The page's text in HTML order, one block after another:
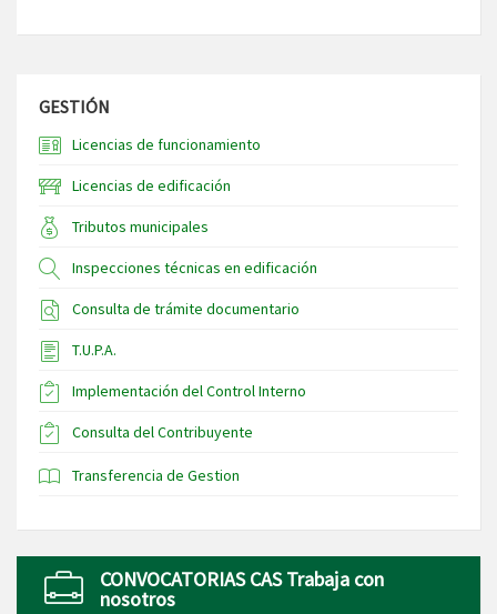
GESTIÓN
Licencias de funcionamiento
Licencias de edificación
Tributos municipales
Inspecciones técnicas en edificación
Consulta de trámite documentario
T.U.P.A.
Implementación del Control Interno
Consulta del Contribuyente
Transferencia de Gestion
CONVOCATORIAS CAS Trabaja con
nosotros